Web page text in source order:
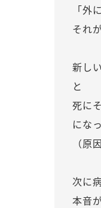
「外
それ
新し
と
死に
にな
（原
次に
本音